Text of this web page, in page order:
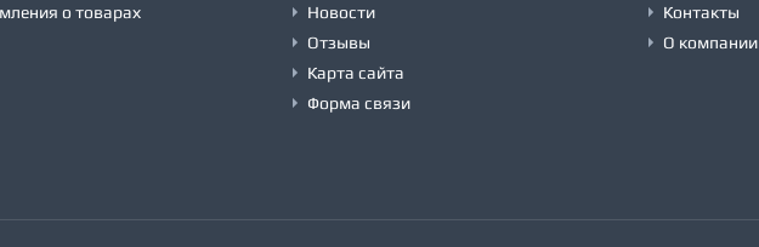
о товарах
Новости
Отзывы
Карта сайта
Форма связи
Контакты
О компании